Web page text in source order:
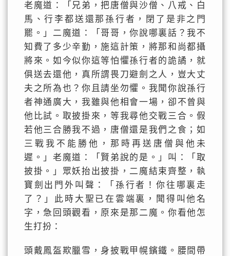
老魔道：「兄弟，把唐僧與沙僧、八戒、白
馬、行李都送還那孫行者，閉了是非之門
罷。」二魔道：「哥哥，你說哪裏話？我不
知費了多少辛勤，施這計策，將那和尚都攝
將來。如今似你這等怕懼孫行者的詭譎，就
俱送去還他，真所謂畏刀避劍之人，豈大丈
夫之所為也？你且請坐勿懼。我聞你說孫行
者神通廣大，我雖與他相會一場，卻不曾與
他比試。取披掛來，等我尋他交戰三合。假
若他三合勝我不過，唐僧還是我們之食；如
三戰我不能勝他，那時再送唐僧與他未
遲。」老魔道：「賢弟說的是。」叫：「取
披掛。」眾妖抬出披掛，二魔結束齊整，執
寶劍出門外叫聲：「孫行者！你往哪裏走
了？」此時大聖已在雲端裏，聞得叫他名
字，急回頭觀看，原來是那二魔。你看他怎
生打扮：
頭戴鳳盔欺臘雪，身披戰甲幌鑌鐵。腰間帶